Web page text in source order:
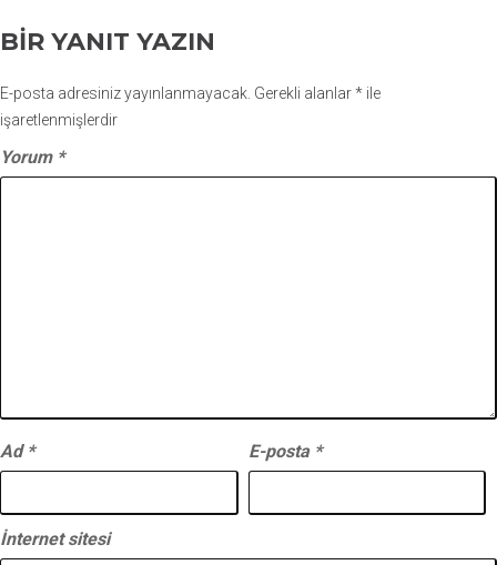
BIR YANIT YAZIN
E-posta adresiniz yayınlanmayacak. Gerekli alanlar* ile
işaretlenmişlerdir
Yorum *
Ad * E-posta *
İnternet sitesi